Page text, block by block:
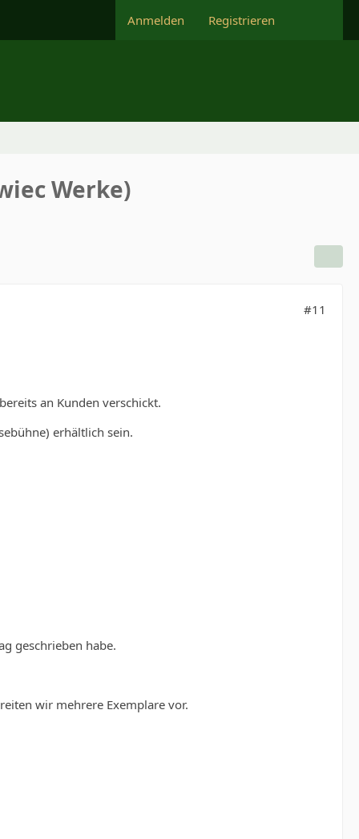
Anmelden Registrieren
Werke)
#11
an Kunden verschickt.
erhältlich sein.
geschrieben habe.
wir mehrere Exemplare vor.